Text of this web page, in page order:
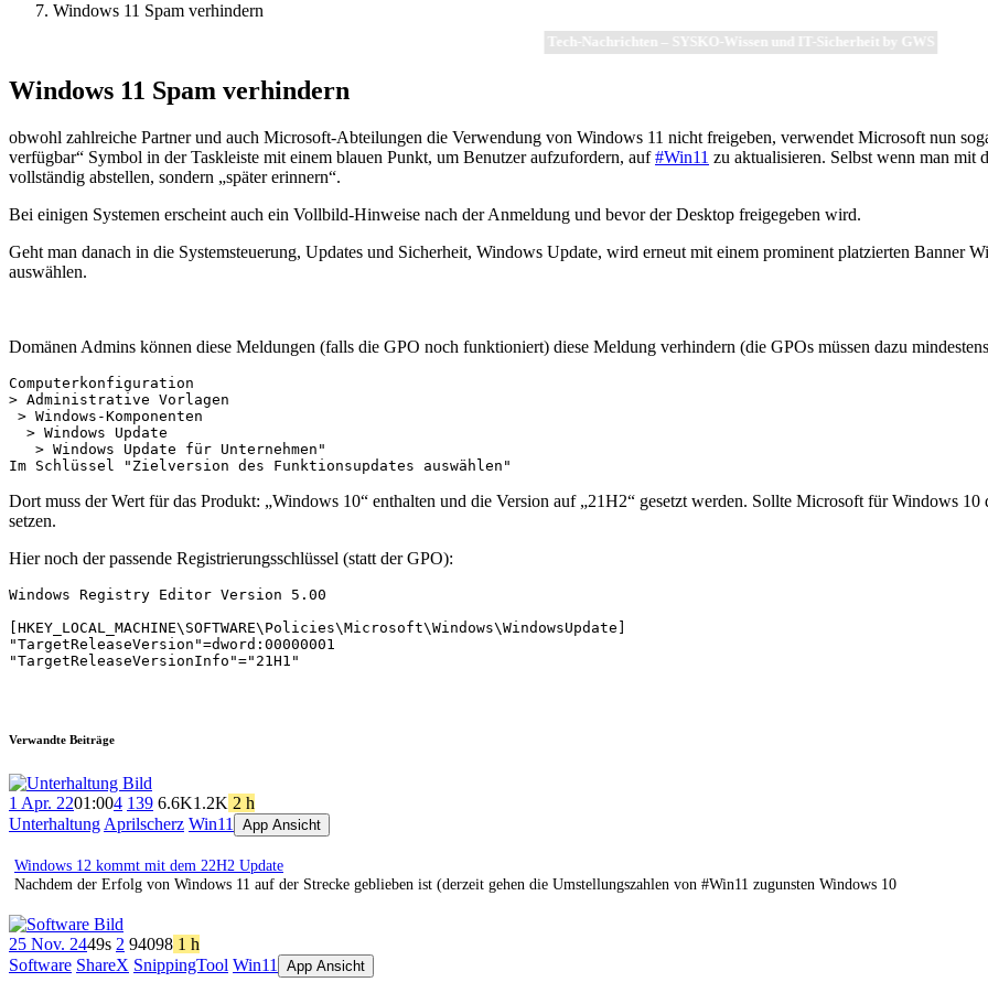
Windows 11 Spam verhindern
Tech-Nachrichten – SYSKO-Wissen und IT-Sicherheit by GWS
Windows 11 Spam verhindern
obwohl zahlreiche Partner und auch Microsoft-Abteilungen die Verwendung von Windows 11 nicht freigeben, verwendet Microsoft nun
verfügbar“ Symbol in der Taskleiste mit einem blauen Punkt, um Benutzer aufzufordern, auf#Win11 zu aktualisieren. Selbst wenn man mit
vollständig abstellen, sondern „später erinnern“.
Bei einigen Systemen erscheint auch ein Vollbild-Hinweise nach der Anmeldung und bevor der Desktop freigegeben wird.
Geht man danach in die Systemsteuerung, Updates und Sicherheit, Windows Update, wird erneut mit einem prominent platzierten Banner
auswählen.
Domänen Admins können diese Meldungen (falls die GPO noch funktioniert) diese Meldung verhindern (die GPOs müssen dazu
Computerkonfiguration
> Administrative Vorlagen
> Windows-Komponenten
  > Windows Update
   > Windows Update für Unternehmen"
Im Schlüssel "Zielversion des Funktionsupdates auswählen"
Dort muss der Wert für das Produkt: „Windows 10“ enthalten und die Version auf „21H2“ gesetzt werden. Sollte Microsoft für Windows
setzen.
Hier noch der passende Registrierungsschlüssel (statt der GPO):
Windows Registry Editor Version 5.00
[HKEY_LOCAL_MACHINE\SOFTWARE\Policies\Microsoft\Windows\WindowsUpdate]
"TargetReleaseVersion"=dword:00000001
"TargetReleaseVersionInfo"="21H1"
Verwandte Beiträge
1 Apr. 2201:004 139 6.6K1.2K 2 h
Unterhaltung Aprilscherz Win11 App Ansicht
Windows 12 kommt mit dem 22H2 Update
Nachdem der Erfolg von Windows 11 auf der Strecke geblieben ist (derzeit gehen die Umstellungszahlen von #Win11 zugunsten Windows 10
25 Nov. 2449s 2 94098 1 h
Software ShareX SnippingTool Win11 App Ansicht